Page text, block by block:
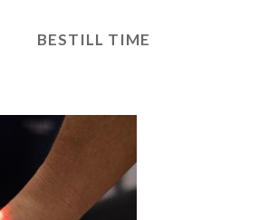
BESTILL TIME